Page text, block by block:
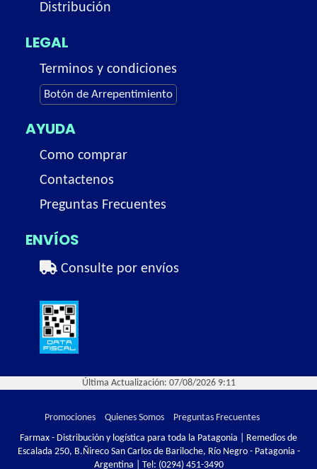
Distribución
LEGAL
Terminos y condiciones
Botón de Arrepentimiento
AYUDA
Como comprar
Contactenos
Preguntas Frecuentes
ENVÍOS
Consulte por envíos
Última Actualización: 07/08/2026 9:11
Promociones Quienes Somos
Preguntas Frecuentes
Farmax - Distribución y logística para toda la Patagonia | Remedios de
Escalada 250, B.Ñireco San Carlos de Bariloche, Río Negro - Patagonia -
Argentina | Tel: (0294) 451-3490